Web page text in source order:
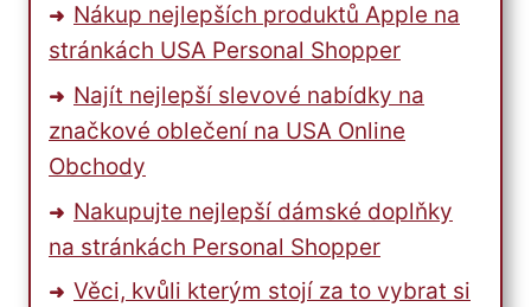
Nákup nejlepších produktů Apple na
stránkách USA Personal Shopper
Najít nejlepší slevové nabídky na
značkové oblečení na USA Online
Obchody
Nakupujte nejlepší dámské doplňky
na stránkách Personal Shopper
Věci, kvůli kterým stojí za to vybrat si